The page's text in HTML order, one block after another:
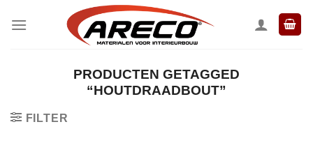
naar
PRODUCTEN GETAGGED
“HOUTDRAADBOUT”
FILTER